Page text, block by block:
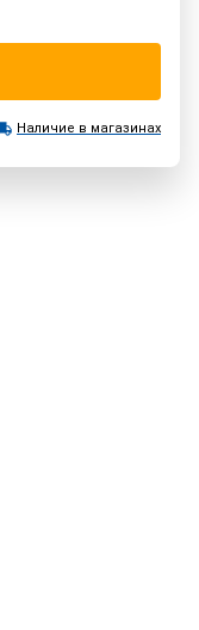
Наличие в магазинах